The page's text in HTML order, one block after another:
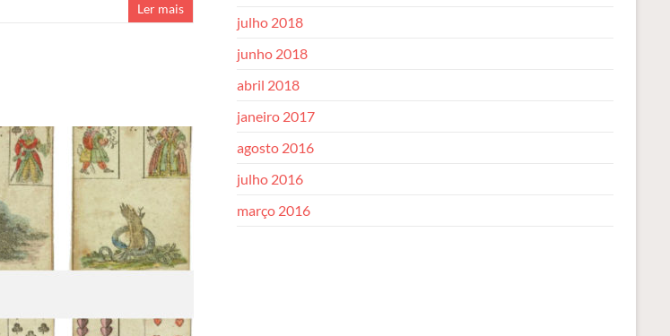
Ler mais
julho 2018
junho 2018
abril 2018
janeiro 2017
agosto 2016
julho 2016
março 2016